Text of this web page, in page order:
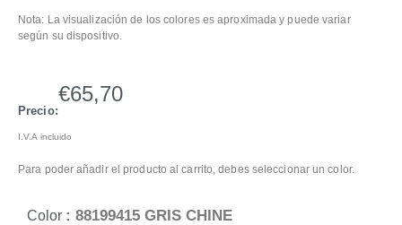
Nota: La visualización de los colores es aproximada y puede variar
según su dispositivo.
Precio:
€65,70
I.V.A incluido
Para poder añadir el producto al carrito, debes seleccionar un color.
Color : 88199415 GRIS CHINE